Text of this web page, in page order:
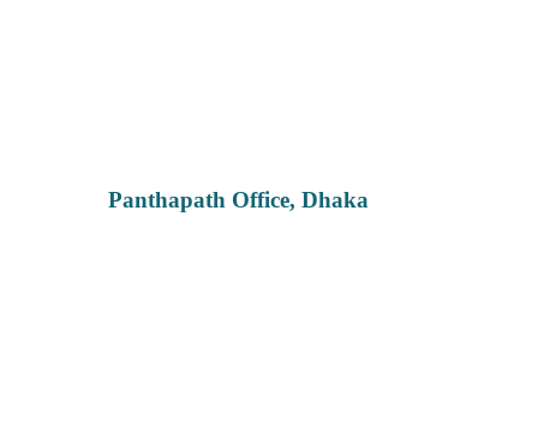
Panthapath Office, Dhaka